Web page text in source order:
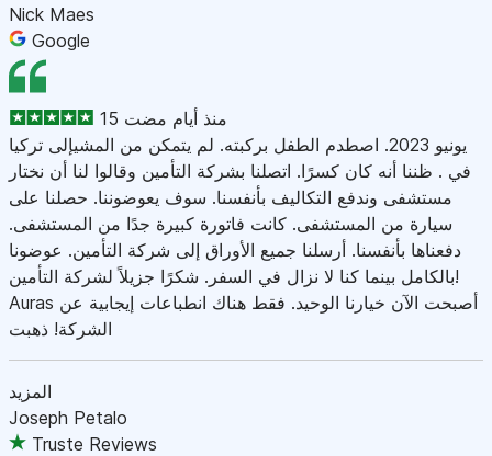
Nick Maes
Google
15 منذ أيام مضت
يونيو 2023. اصطدم الطفل بركبته. لم يتمكن من المشيإلى تركيا
في . ظننا أنه كان كسرًا. اتصلنا بشركة التأمين وقالوا لنا أن نختار
مستشفى وندفع التكاليف بأنفسنا. سوف يعوضوننا. حصلنا على
سيارة من المستشفى. كانت فاتورة كبيرة جدًا من المستشفى.
دفعناها بأنفسنا. أرسلنا جميع الأوراق إلى شركة التأمين. عوضونا
بالكامل بينما كنا لا نزال في السفر. شكرًا جزيلاً لشركة التأمين!
Auras أصبحت الآن خيارنا الوحيد. فقط هناك انطباعات إيجابية عن
الشركة! ذهبت
المزيد
Joseph Petalo
Truste Reviews